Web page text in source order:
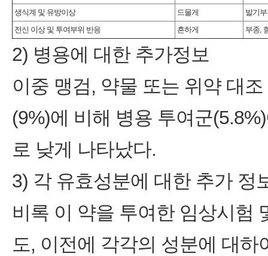
생식계 및 유방이상
드물게
발기
전신 이상 및 투여부위 반응
흔하게 부종,
2) 병용에 대한 추가정보
이중 맹검, 약물 또는 위약 대
(9%)에 비해 병용 투여군
로 낮게 나타났다.
3) 각 유효성분에 대한 추가 정
비록 이 약을 투여한 임상시험
도, 이전에 각각의 성분에 대